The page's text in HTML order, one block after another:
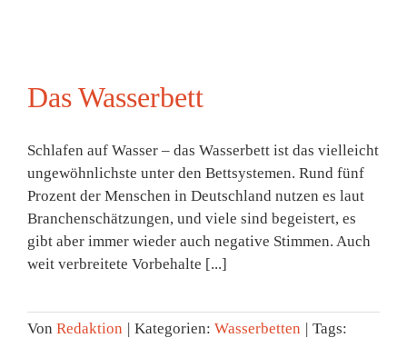
Das Wasserbett
Schlafen auf Wasser – das Wasserbett ist das vielleicht
ungewöhnlichste unter den Bettsystemen. Rund fünf
Prozent der Menschen in Deutschland nutzen es laut
Branchenschätzungen, und viele sind begeistert, es
gibt aber immer wieder auch negative Stimmen. Auch
weit verbreitete Vorbehalte [...]
Von Redaktion | Kategorien: Wasserbetten | Tags: